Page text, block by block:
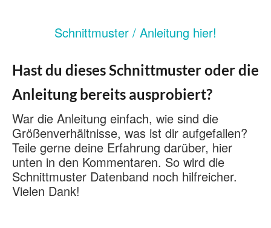
Schnittmuster / Anleitung hier!
Hast du dieses Schnittmuster oder die
Anleitung bereits ausprobiert?
War die Anleitung einfach, wie sind die
Größenverhältnisse, was ist dir aufgefallen?
Teile gerne deine Erfahrung darüber, hier
unten in den Kommentaren. So wird die
Schnittmuster Datenband noch hilfreicher.
Vielen Dank!